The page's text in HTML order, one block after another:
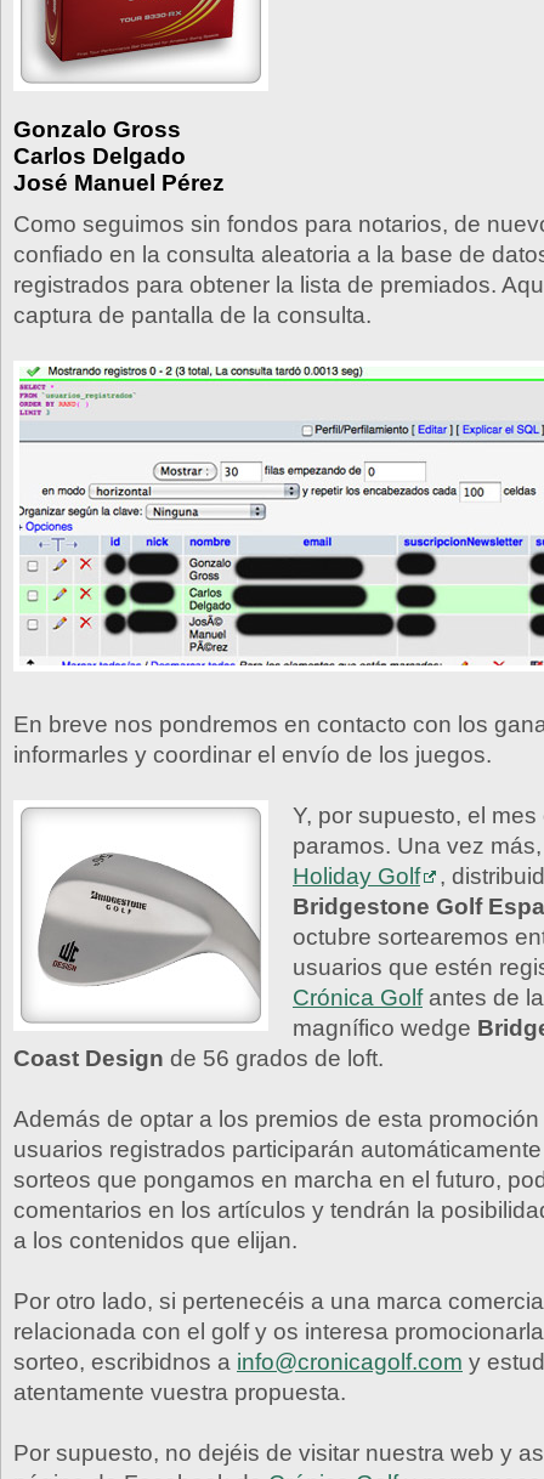
Gonzalo Gross
Carlos Delgado
José Manuel Pérez
Como seguimos sin fondos para notarios, de
confiado en la consulta aleatoria a la base de
registrados para obtener la lista de premiados.
captura de pantalla de la consulta.
En breve nos pondremos en contacto con los
informarles y coordinar el envío de los juegos.
Y, por supuesto, el
paramos. Una vez
Holiday Golf
,
Bridgestone Golf
octubre sortearemos
usuarios que estén
Crónica Golfantes de
magnífico wedge
Coast Design de 56 grados de loft.
Además de optar a los premios de esta
usuarios registrados participarán
sorteos que pongamos en marcha en el futuro,
comentarios en los artículos y tendrán la
a los contenidos que elijan.
Por otro lado, si pertenecéis a una marca
relacionada con el golf y os interesa
sorteo, escribidnos a info@cronicagolf.com y
atentamente vuestra propuesta.
Por supuesto, no dejéis de visitar nuestra web y